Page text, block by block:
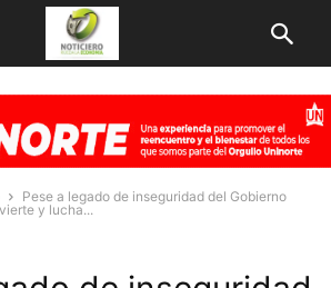
Pese a legado de inseguridad del Gobierno
y lucha...